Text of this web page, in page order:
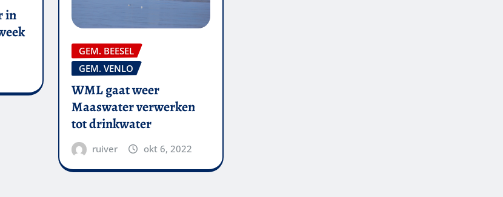
in
GEM. BEESEL
GEM. VENLO
WML gaat weer
Maaswater verwerken
tot drinkwater
ruiver okt 6, 2022